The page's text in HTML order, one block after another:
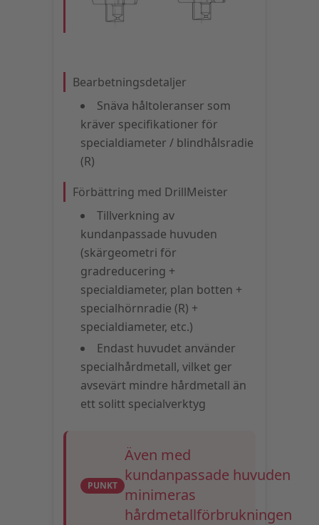
Bearbetningsdetaljer
Snäva håltoleranser som
kräver specifikationer för
specialdiameter / blindhålsradie
(R)
Förbättring med DrillMeister
Tillverkning av
kundanpassade huvuden
(skärgeometri för
gradreducering +
specialdiameter, plan botten +
specialhörnradie (R) +
specialdiameter, etc.)
Endast huvudet använder
specialhårdmetall, vilket ger
avsevärt mindre hårdmetall än
ett solitt specialverktyg
PUNKT
Även med
kundanpassade huvuden
minimeras
hårdmetallförbrukningen